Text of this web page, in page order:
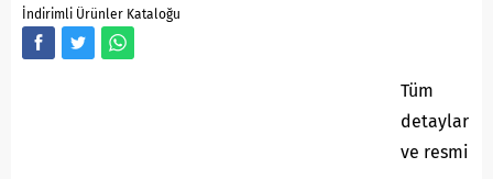
İndirimli Ürünler Kataloğu
Tüm
detaylar
ve resmi